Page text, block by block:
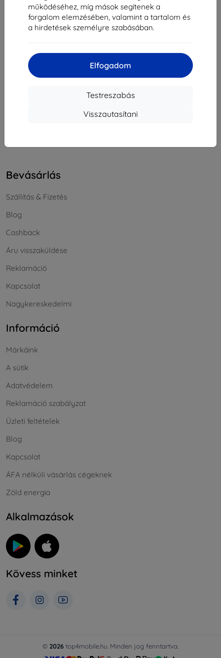
működéséhez, míg mások segítenek a
forgalom elemzésében, valamint a tartalom és
a hirdetések személyre szabásában.
Elfogadom
Testreszabás
Visszautasítani
Cégjegyzékszám:46701494
ÁFA-azonosító:SK2023549671
info@top4mobile.eu
Bevásárlás
Szállítás & Fizetés
Blog
Cashback
Áru visszaküldése
Reklamáció
Kapcsolat
Nagykereskedelmi
Információ
Márkáink
A sütik
Adatvédelem
Reklamáció szabályzat
Üzleti feltételek
Blog
Kapcsolat
ÁFA nélküli vásárlás cégeknek
Zöld energia
Alkalmazások
Kövess minket
© 2026 top4mobile.hu. Minden jog fenntartva.